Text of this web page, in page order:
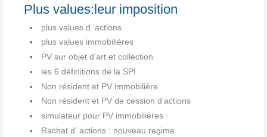
Plus values:leur imposition
plus values d 'actions
plus values immobilières
PV sur objet d'art et collection
les 6 définitions de la SPI
Non résident et PV immobilière
Non résident et PV de cession d'actions
simulateur pour PV immobilières
Rachat d' actions : nouveau regime